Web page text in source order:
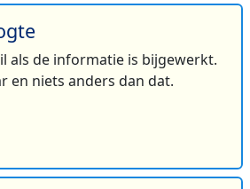
als de informatie is bijgewerkt.
en niets anders dan dat.